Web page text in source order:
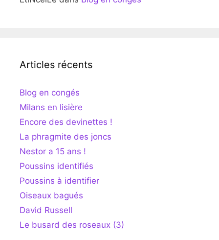
Articles récents
Blog en congés
Milans en lisière
Encore des devinettes !
La phragmite des joncs
Nestor a 15 ans !
Poussins identifiés
Poussins à identifier
Oiseaux bagués
David Russell
Le busard des roseaux (3)